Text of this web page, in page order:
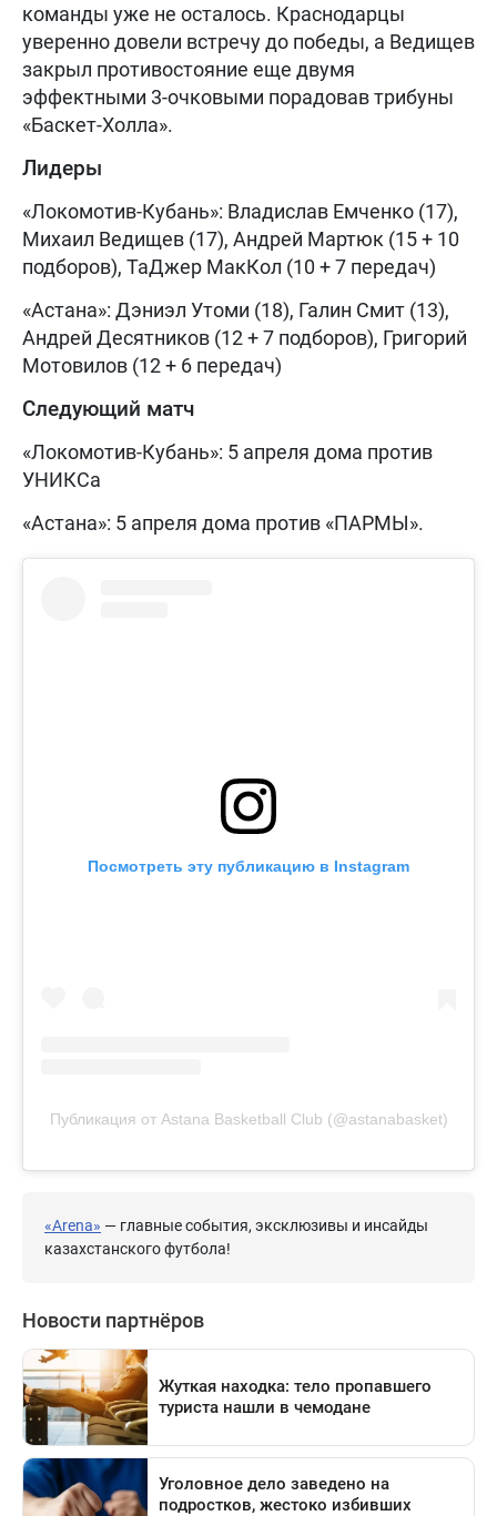
команды уже не осталось. Краснодарцы
уверенно довели встречу до победы, а Ведищев
закрыл противостояние еще двумя
эффектными 3-очковыми порадовав трибуны
«Баскет-Холла».
Лидеры
«Локомотив-Кубань»: Владислав Емченко (17),
Михаил Ведищев (17), Андрей Мартюк (15 + 10
подборов), ТаДжер МакКол (10 + 7 передач)
«Астана»: Дэниэл Утоми (18), Галин Смит (13),
Андрей Десятников (12 + 7 подборов), Григорий
Мотовилов (12 + 6 передач)
Следующий матч
«Локомотив-Кубань»: 5 апреля дома против
УНИКСа
«Астана»: 5 апреля дома против «ПАРМЫ».
Посмотреть эту публикацию в Instagram
Публикация от Astana Basketball Club (@astanabasket)
«Arena» — главные события, эксклюзивы и инсайды
казахстанского футбола!